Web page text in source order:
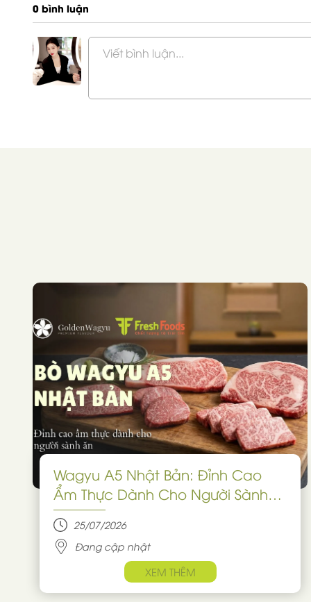
0 bình luận
Viết bình luận...
Wagyu A5 Nhật Bản: Đỉnh Cao
Ẩm Thực Dành Cho Người Sành
Ăn
25/07/2026
Đang cập nhật
XEM THÊM